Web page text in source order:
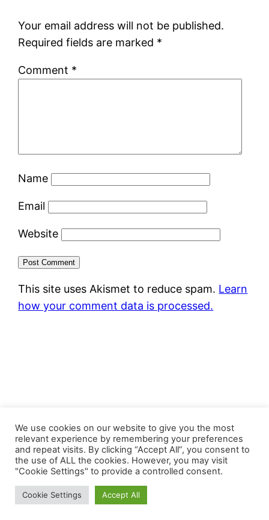
Your email address will not be published.
Required fields are marked *
Comment *
Name
Email
Website
This site uses Akismet to reduce spam. Learn
how your comment data is processed.
Proudly powered byWordPress
We use cookies on our website to give you the most
relevant experience by remembering your preferences
and repeat visits. By clicking “Accept All”, you consent to
the use of ALL the cookies. However, you may visit
"Cookie Settings" to provide a controlled consent.
Cookie Settings Accept All